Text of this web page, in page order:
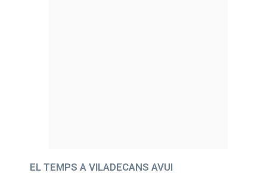
EL TEMPS A VILADECANS AVUI